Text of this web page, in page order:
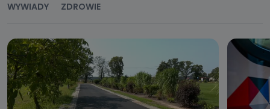
WYWIADY
ZDROWIE